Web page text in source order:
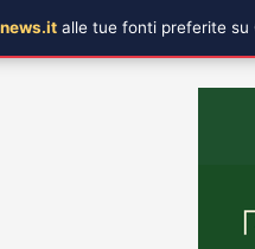
alle tue fonti preferite su